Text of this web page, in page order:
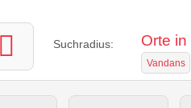
Suchradius: Orte in
Vandans